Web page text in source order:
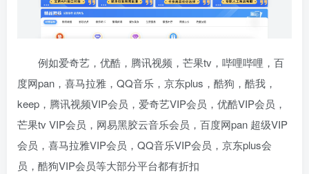
例如爱奇艺，优酷，腾讯视频，芒果tv，哔哩哔哩，百
度网pan，喜马拉雅，QQ音乐，京东plus，酷狗，酷我，
keep，腾讯视频VIP会员，爱奇艺VIP会员，优酷VIP会员，
芒果tv VIP会员，网易黑胶云音乐会员，百度网pan 超级VIP
会员，喜马拉雅VIP会员，QQ音乐VIP会员，京东plus会
员，酷狗VIP会员等大部分平台都有折扣